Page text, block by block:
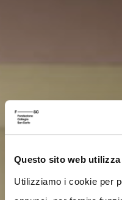
Questo sito web
Utilizziamo i cookie per